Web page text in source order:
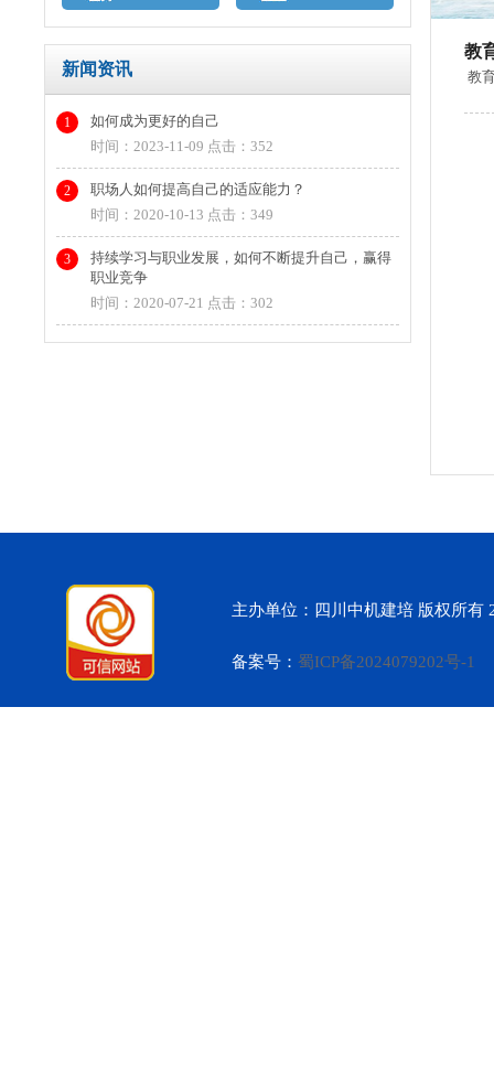
新闻资讯
1
如何成为更好的自己
时间：2023-11-09 点击：352
2
职场人如何提高自己的适应能力？
时间：2020-10-13 点击：349
3
持续学习与职业发展，如何不断提升自己，赢得
职业竞争
时间：2020-07-21 点击：302
教
教
主办单位：四川中机建培 版权所有
备案号： 蜀ICP备2024079202号-1